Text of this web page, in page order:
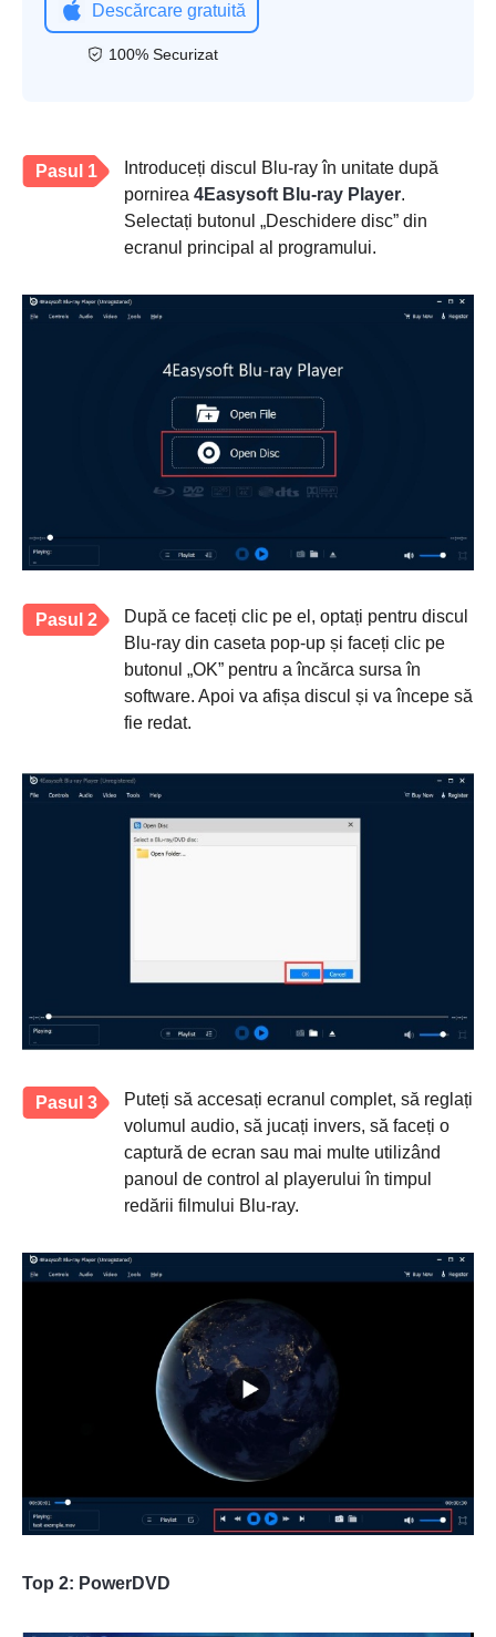
Descărcare gratuită
100% Securizat
Pasul 1
Introduceți discul Blu-ray în unitate după
pornirea 4Easysoft Blu-ray Player.
Selectați butonul „Deschidere disc” din
ecranul principal al programului.
Pasul 2
După ce faceți clic pe el, optați pentru discul
Blu-ray din caseta pop-up și faceți clic pe
butonul „OK” pentru a încărca sursa în
software. Apoi va afișa discul și va începe să
fie redat.
Pasul 3
Puteți să accesați ecranul complet, să reglați
volumul audio, să jucați invers, să faceți o
captură de ecran sau mai multe utilizând
panoul de control al playerului în timpul
redării filmului Blu-ray.
Top 2: PowerDVD